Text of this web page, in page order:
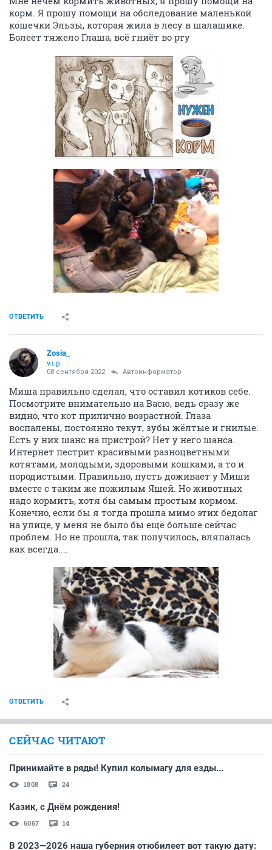
корм. Я прошу помощи на обследование маленькой
кошечки Эльзы, которая жила в лесу в шалашике.
Болеет тяжело Глаша, всё гниёт во рту
ОТВЕТИТЬ
Zosia_
v.i.p.
08 сентября 2022 Автоинформатор
Миша правильно сделал, что оставил котиков себе.
Посмотрите внимательно на Васю, ведь сразу же
видно, что кот прилично возрастной. Глаза
воспалены, постоянно текут, зубы жёлтые и гнилые.
Есть у них шанс на пристрой? Нет у него шанса.
Интернет пестрит красивыми разноцветными
котятами, молодыми, здоровыми кошками, а то и
породистыми. Правильно, пусть доживает у Миши
вместе с таким же пожилым Яшей. Но животных
надо кормить, хотя бы самым простым кормом.
Конечно, если бы я тогда прошла мимо этих бедолаг
на улице, у меня не было бы ещё больше сейчас
проблем. Но не прошла, так получилось, вляпалась
как всегда....
ОТВЕТИТЬ
СЕЙЧАС ЧИТАЮТ
Принимайте в ряды! Купил колымагу для езды...
1808 24
Казик, с Днём рождения!
6067 14
В 2023—2026 наша губерния отюбилеет вот такую дату: